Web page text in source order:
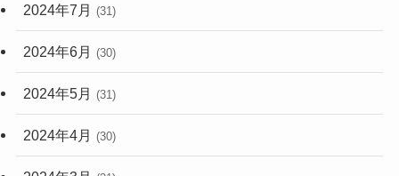
2024年7月 (31)
2024年6月 (30)
2024年5月 (31)
2024年4月 (30)